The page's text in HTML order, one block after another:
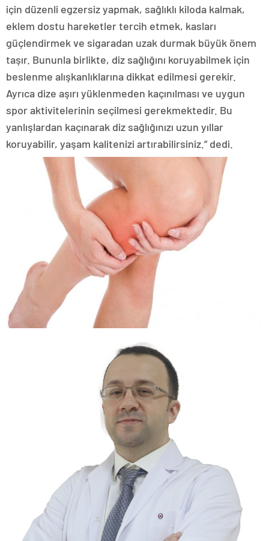
için düzenli egzersiz yapmak, sağlıklı kiloda kalmak,
eklem dostu hareketler tercih etmek, kasları
güçlendirmek ve sigaradan uzak durmak büyük önem
taşır. Bununla birlikte, diz sağlığını koruyabilmek için
beslenme alışkanlıklarına dikkat edilmesi gerekir.
Ayrıca dize aşırı yüklenmeden kaçınılması ve uygun
spor aktivitelerinin seçilmesi gerekmektedir. Bu
yanlışlardan kaçınarak diz sağlığınızı uzun yıllar
koruyabilir, yaşam kalitenizi artırabilirsiniz.” dedi.